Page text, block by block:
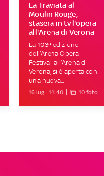
La Traviata al
Moulin Rouge,
stasera in tv l'opera
all'Arena di Verona
La 103ª edizione
dell’Arena Opera
Festival, all’Arena di
Verona, si è aperta con
una nuova...
16 lug - 14:40 10 foto